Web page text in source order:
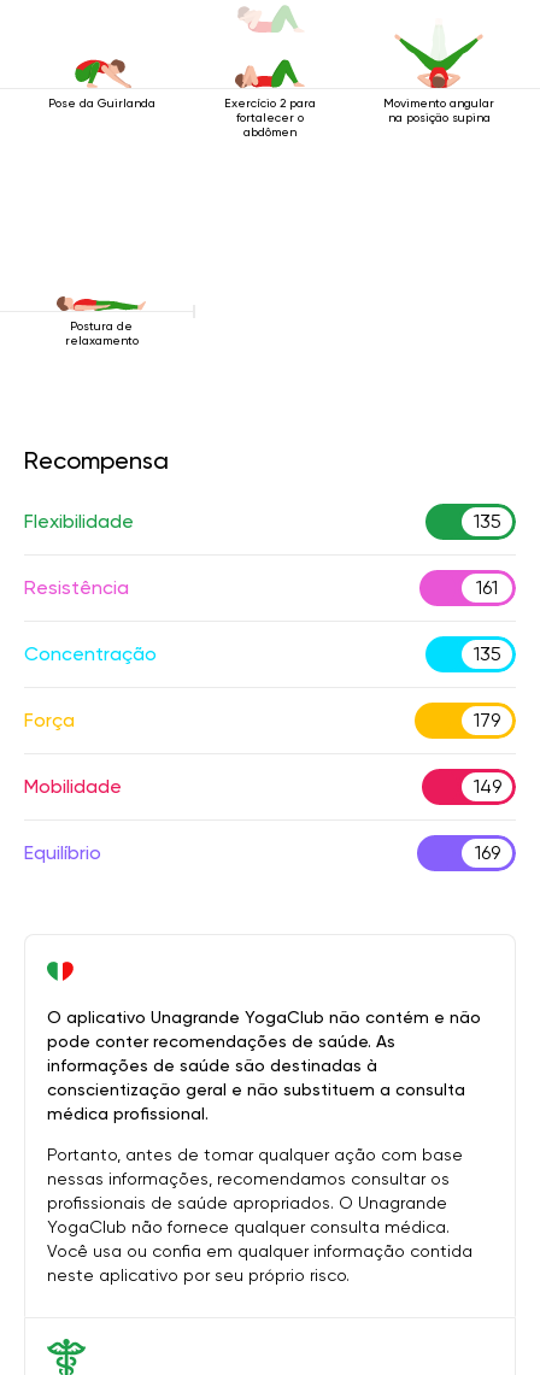
Pose da Guirlanda
Exercício 2 para
fortalecer o
abdômen
Movimento angular
na posição supina
Postura de
relaxamento
Recompensa
Flexibilidade 135
Resistência 161
Concentração 135
Força 179
Mobilidade 149
Equilíbrio 169
O aplicativo Unagrande YogaClub não contém e não
pode conter recomendações de saúde. As
informações de saúde são destinadas à
conscientização geral e não substituem a consulta
médica profissional.
Portanto, antes de tomar qualquer ação com base
nessas informações, recomendamos consultar os
profissionais de saúde apropriados. O Unagrande
YogaClub não fornece qualquer consulta médica.
Você usa ou confia em qualquer informação contida
neste aplicativo por seu próprio risco.